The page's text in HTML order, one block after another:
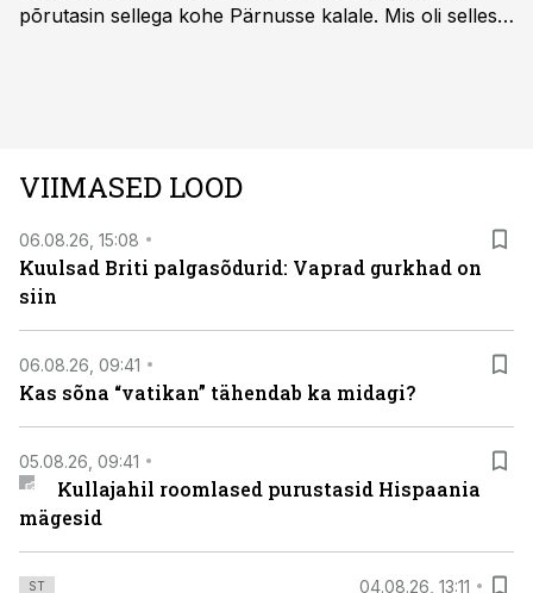
põrutasin sellega kohe Pärnusse kalale. Mis oli selles
VIIMASED LOOD
06.08.26, 15:08
Kuulsad Briti palgasõdurid: Vaprad gurkhad on
siin
06.08.26, 09:41
Kas sõna “vatikan” tähendab ka midagi?
05.08.26, 09:41
Kullajahil roomlased purustasid Hispaania
mägesid
ST 04.08.26, 13:11